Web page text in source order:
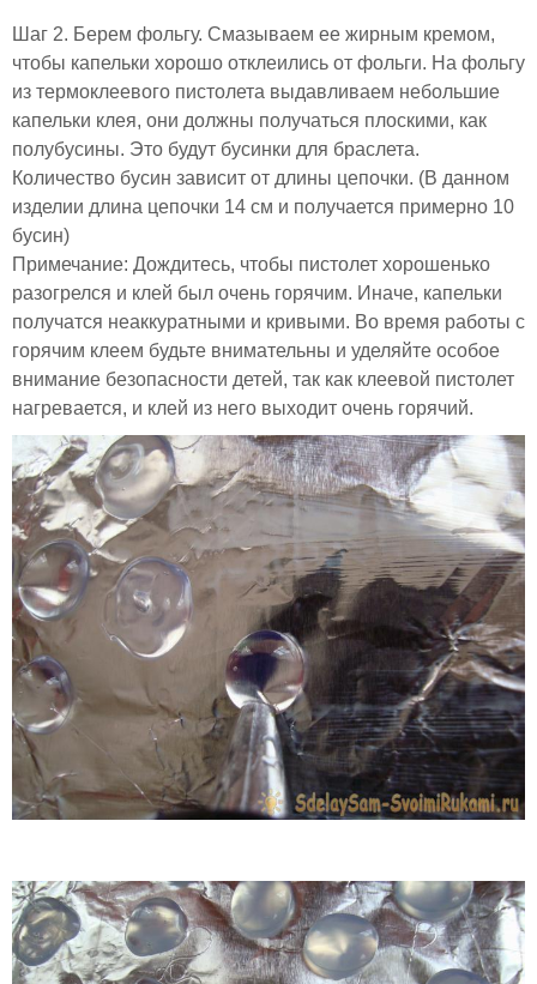
Шаг 2. Берем фольгу. Смазываем ее жирным кремом,
чтобы капельки хорошо отклеились от фольги. На фольгу
из термоклеевого пистолета выдавливаем небольшие
капельки клея, они должны получаться плоскими, как
полубусины. Это будут бусинки для браслета.
Количество бусин зависит от длины цепочки. (В данном
изделии длина цепочки 14 см и получается примерно 10
бусин)
Примечание: Дождитесь, чтобы пистолет хорошенько
разогрелся и клей был очень горячим. Иначе, капельки
получатся неаккуратными и кривыми. Во время работы с
горячим клеем будьте внимательны и уделяйте особое
внимание безопасности детей, так как клеевой пистолет
нагревается, и клей из него выходит очень горячий.